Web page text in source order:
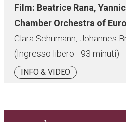
Film: Beatrice Rana,
Chamber Orchestra of
Clara Schumann, Johannes
(Ingresso libero - 93 minuti)
INFO & VIDEO